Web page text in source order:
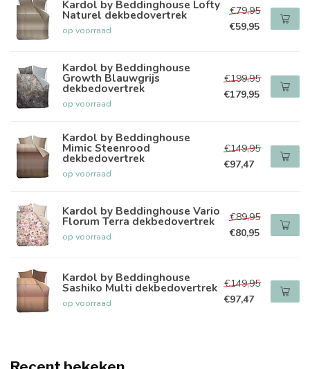
Kardol by Beddinghouse Lofty
Naturel dekbedovertrek
op voorraad
€79,95
€59,95
Kardol by Beddinghouse
Growth Blauwgrijs
dekbedovertrek
op voorraad
€199,95
€179,95
Kardol by Beddinghouse
Mimic Steenrood
dekbedovertrek
op voorraad
€149,95
€97,47
Kardol by Beddinghouse Vario
Florum Terra dekbedovertrek
op voorraad
€89,95
€80,95
Kardol by Beddinghouse
Sashiko Multi dekbedovertrek
op voorraad
€149,95
€97,47